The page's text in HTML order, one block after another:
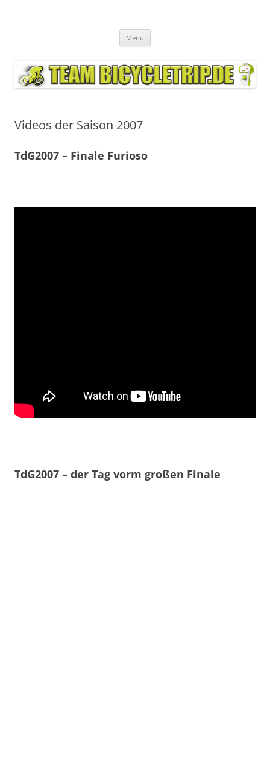
Menü
Videos der Saison 2007
TdG2007 – Finale Furioso
TdG2007 – der Tag vorm großen Finale